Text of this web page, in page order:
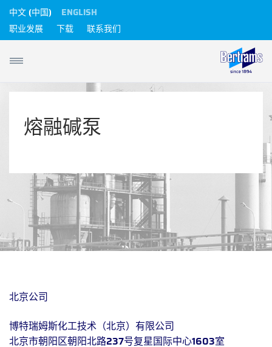
中文 (中国)
ENGLISH
职业发展
下载 联系我们
熔融碱泵
北京公司
博特瑞姆斯化工技术（北京）有限公司
北京市朝阳区朝阳北路237号复星国际中心1603室